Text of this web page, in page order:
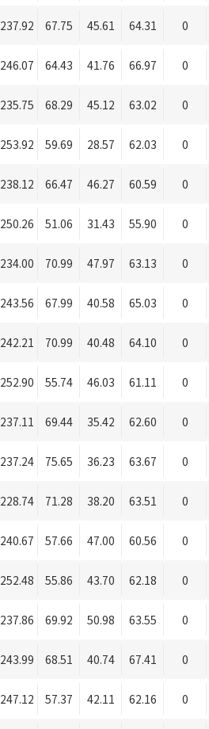
237.92 67.75 45.61 64.31 0
246.07 64.43 41.76 66.97 0
235.75 68.29 45.12 63.02 0
253.92 59.69 28.57 62.03 0
238.12 66.47 46.27 60.59 0
250.26 51.06 31.43 55.90 0
234.00 70.99 47.97 63.13 0
243.56 67.99 40.58 65.03 0
242.21 70.99 40.48 64.10 0
252.90 55.74 46.03 61.11 0
237.11 69.44 35.42 62.60 0
237.24 75.65 36.23 63.67 0
228.74 71.28 38.20 63.51 0
240.67 57.66 47.00 60.56 0
252.48 55.86 43.70 62.18 0
237.86 69.92 50.98 63.55 0
243.99 68.51 40.74 67.41 0
247.12 57.37 42.11 62.16 0